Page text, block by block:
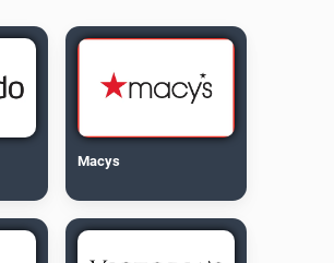
Macys